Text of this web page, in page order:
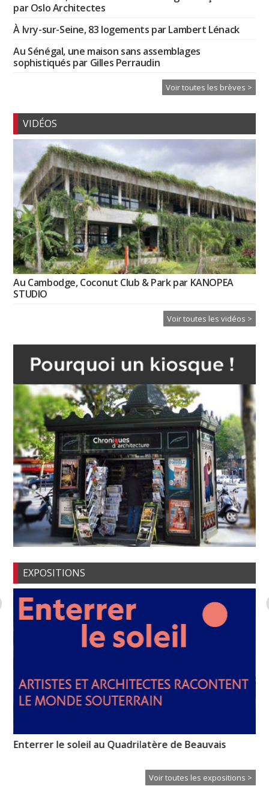
par Oslo Architectes
À Ivry-sur-Seine, 83 logements par Lambert Lénack
Au Sénégal, une maison sans assemblages
sophistiqués par Gilles Perraudin
Voir toutes les brèves >
VIDÉOS
Au Cambodge, Coconut Club & Park par KANOPEA
STUDIO
Voir toutes les vidéos >
EXPOSITIONS
Enterrer le soleil au Quadrilatère de Beauvais
Voir toutes les expositions >